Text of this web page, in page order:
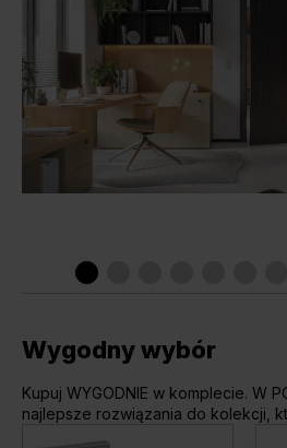
Wygodny wybór
Kupuj WYGODNIE w komplecie. W
najlepsze rozwiązania do kolekcji,